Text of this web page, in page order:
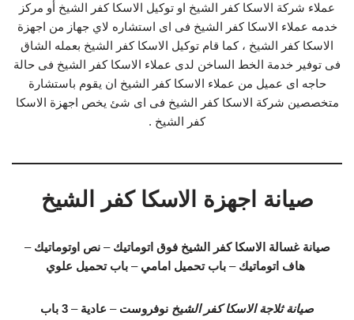
عملاء شركة الاسكا كفر الشيخ او توكيل الاسكا كفر الشيخ أو مركز
خدمه عملاء الاسكا كفر الشيخ فى اى استشاره لاي جهاز من اجهزة
الاسكا كفر الشيخ ، كما قام توكيل الاسكا كفر الشيخ بعمله الشاق
فى توفير خدمة الخط الساخن لدى عملاء الاسكا كفر الشيخ فى حالة
حاجه اى عميل من عملاء الاسكا كفر الشيخ ان يقوم باستشارة
متخصصين شركة الاسكا كفر الشيخ فى اى شئ يخص اجهزة الاسكا
كفر الشيخ .
صيانة اجهزة الاسكا كفر الشيخ
صيانة غسالة الاسكا كفر الشيخ فوق اتوماتيك –نص اوتوماتيك –
هاف اتوماتيك – باب تحميل امامي – باب تحميل علوي
صيانة ثلاجة الاسكا كفر الشيخ نوفروست – عادية – 3 باب